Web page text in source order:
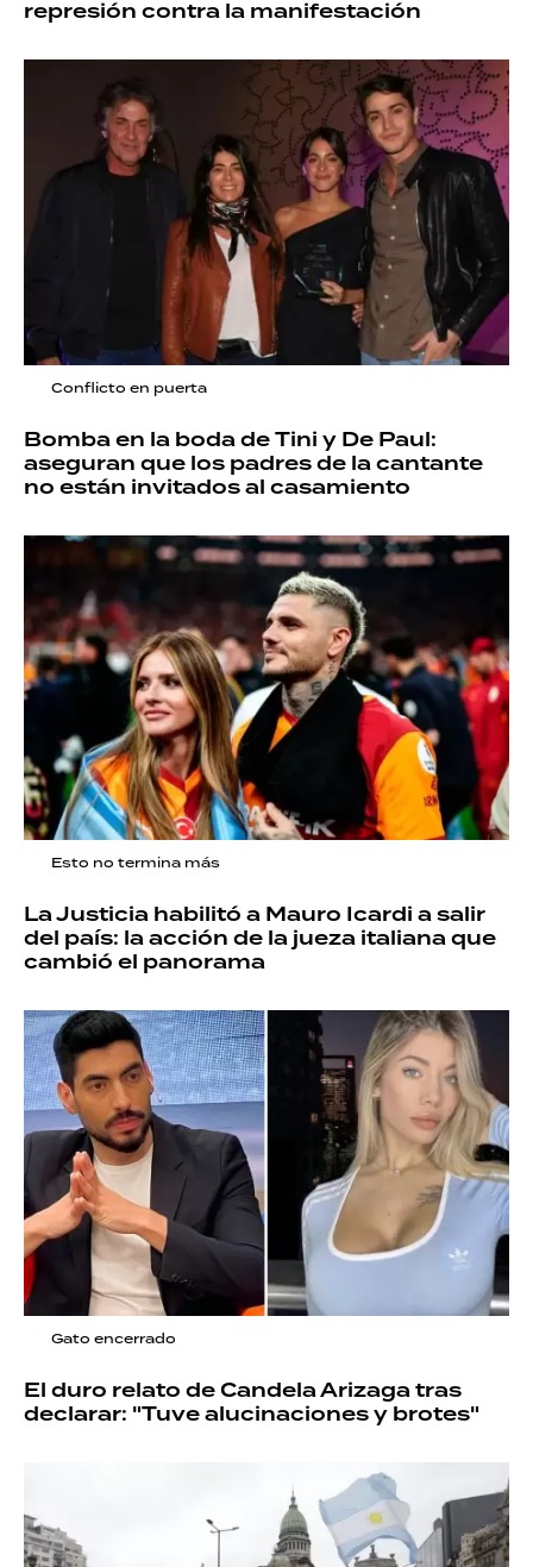
represión contra la manifestación
Conflicto en puerta
Bomba en la boda de Tini y De Paul:
aseguran que los padres de la cantante
no están invitados al casamiento
Esto no termina más
La Justicia habilitó a Mauro Icardi a salir
del país: la acción de la jueza italiana que
cambió el panorama
Gato encerrado
El duro relato de Candela Arizaga tras
declarar: "Tuve alucinaciones y brotes"